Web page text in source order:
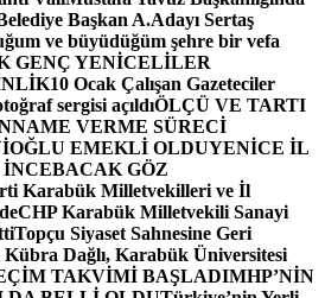
Başkan A.Adayı Sertaş
ve büyüdüğüm şehre bir vefa
GENÇ YENİCELİLER
10 Ocak Çalışan Gazeteciler
sergisi açıldıÖLÇÜ VE TARTI
VERME SÜRECİ
EMEKLİ OLDUYENİCE İL
GÖZ
Karabük Milletvekilleri ve İl
CHP Karabük Milletvekili Sanayi
Topçu Siyaset Sahnesine Geri
Dağlı, Karabük Üniversitesi
TAKVİMİ BAŞLADIMHP’NİN